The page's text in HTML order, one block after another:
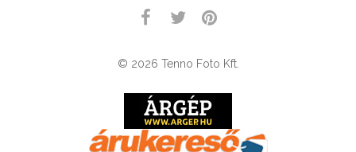
© 2026 Tenno Foto Kft.